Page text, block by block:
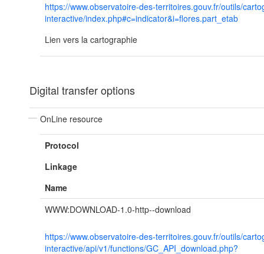
https://www.observatoire-des-territoires.gouv.fr/outils/
interactive/index.php#c=indicator&i=flores.part_etab
Lien vers la cartographie
Digital transfer options
OnLine resource
Protocol
Linkage
Name
WWW:DOWNLOAD-1.0-http--download
https://www.observatoire-des-territoires.gouv.fr/outils/
interactive/api/v1/functions/GC_API_download.php?